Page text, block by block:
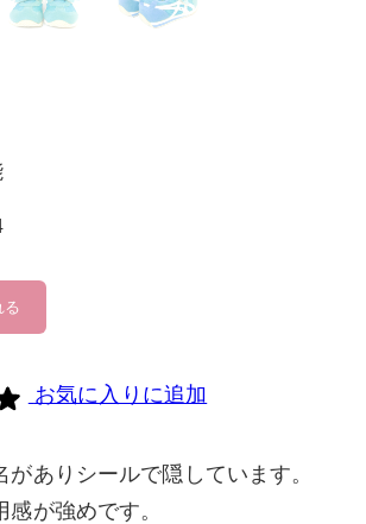
る
お気に入りに追加
がありシールで隠しています。
が強めです。